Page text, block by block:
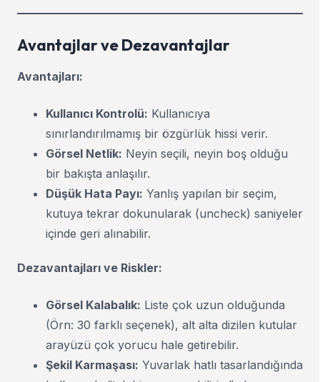
Avantajlar ve Dezavantajlar
Avantajları:
Kullanıcı Kontrolü: Kullanıcıya
sınırlandırılmamış bir özgürlük hissi verir.
Görsel Netlik: Neyin seçili, neyin boş olduğu
bir bakışta anlaşılır.
Düşük Hata Payı: Yanlış yapılan bir seçim,
kutuya tekrar dokunularak (uncheck) saniyeler
içinde geri alınabilir.
Dezavantajları ve Riskler:
Görsel Kalabalık: Liste çok uzun olduğunda
(Örn: 30 farklı seçenek), alt alta dizilen kutular
arayüzü çok yorucu hale getirebilir.
Şekil Karmaşası: Yuvarlak hatlı tasarlandığında